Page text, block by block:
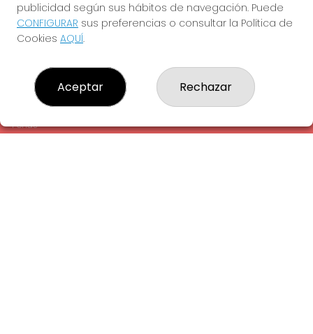
EL DRAC VERMELL DE LA SORT
¿Quiénes somos?
Comprar lotería
Contacto
Empresas
Peñas
publicidad según sus hábitos de navegación. Puede
CONFIGURAR sus preferencias o consultar la Política de
Cookies AQUÍ.
Aceptar Rechazar